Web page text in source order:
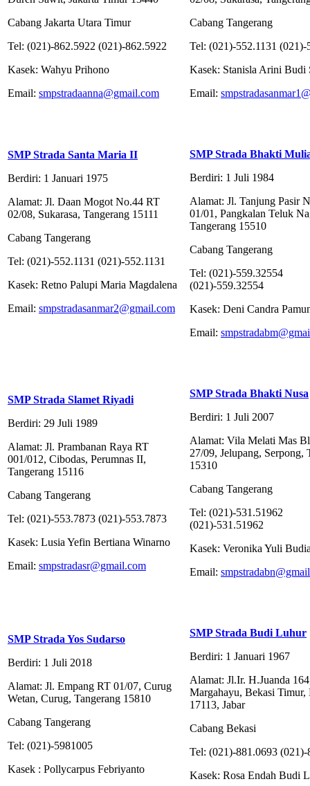
Cabang Jakarta Utara Timur
Tel: (021)-862.5922 (021)-862.5922
Kasek: Wahyu Prihono
Email: smpstradaanna@gmail.com
Cabang Tangerang
Tel: (021)-552.1131 (021)-
Kasek: Stanisla Arini Budi
Email:
SMP Strada Santa Maria II
Berdiri: 1 Januari 1975
Alamat: Jl. Daan Mogot No.44 RT
02/08, Sukarasa, Tangerang 15111
Cabang Tangerang
Tel: (021)-552.1131 (021)-552.1131
Kasek: Retno Palupi Maria Magdalena
Email: smpstradasanmar2@gmail.com
SMP Strada Bhakti
Berdiri: 1 Juli 1984
Alamat: Jl. Tanjung Pasir
01/01, Pangkalan Teluk
Tangerang 15510
Cabang Tangerang
Tel: (021)-559.32554
(021)-559.32554
Kasek: Deni Candra
Email:
SMP Strada Slamet Riyadi
Berdiri: 29 Juli 1989
Alamat: Jl. Prambanan Raya RT
001/012, Cibodas, Perumnas II,
Tangerang 15116
Cabang Tangerang
Tel: (021)-553.7873 (021)-553.7873
Kasek: Lusia Yefin Bertiana Winarno
Email: smpstradasr@gmail.com
SMP Strada Bhakti Nusa
Berdiri: 1 Juli 2007
Alamat: Vila Melati Mas
27/09, Jelupang, Serpong,
15310
Cabang Tangerang
Tel: (021)-531.51962
(021)-531.51962
Kasek: Veronika Yuli
Email:
SMP Strada Yos Sudarso
Berdiri: 1 Juli 2018
Alamat: Jl. Empang RT 01/07, Curug
Wetan, Curug, Tangerang 15810
Cabang Tangerang
Tel: (021)-5981005
Kasek : Pollycarpus Febriyanto
SMP Strada Budi Luhur
Berdiri: 1 Januari 1967
Alamat: Jl.Ir. H.Juanda
Margahayu, Bekasi Timur,
17113, Jabar
Cabang Bekasi
Tel: (021)-881.0693 (021)-
Kasek: Rosa Endah Budi